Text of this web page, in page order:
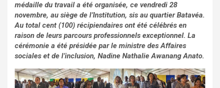
médaille du travail a été organisée, ce vendredi 28
novembre, au siège de l’Institution, sis au quartier Batavéa.
Au total cent (100) récipiendaires ont été célébrés en
raison de leurs parcours professionnels exceptionnel. La
cérémonie a été présidée par le ministre des Affaires
sociales et de l’inclusion, Nadine Nathalie Awanang Anato.